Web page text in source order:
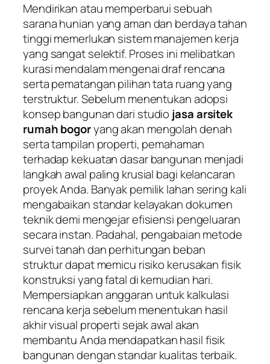
Mendirikan atau memperbarui sebuah
sarana hunian yang aman dan berdaya tahan
tinggi memerlukan sistem manajemen kerja
yang sangat selektif. Proses ini melibatkan
kurasi mendalam mengenai draf rencana
serta pematangan pilihan tata ruang yang
terstruktur. Sebelum menentukan adopsi
konsep bangunan dari studio jasa arsitek
rumah bogoryang akan mengolah denah
serta tampilan properti, pemahaman
terhadap kekuatan dasar bangunan menjadi
langkah awal paling krusial bagi kelancaran
proyek Anda. Banyak pemilik lahan sering kali
mengabaikan standar kelayakan dokumen
teknik demi mengejar efisiensi pengeluaran
secara instan. Padahal, pengabaian metode
survei tanah dan perhitungan beban
struktur dapat memicu risiko kerusakan fisik
konstruksi yang fatal di kemudian hari.
Mempersiapkan anggaran untuk kalkulasi
rencana kerja sebelum menentukan hasil
akhir visual properti sejak awal akan
membantu Anda mendapatkan hasil fisik
bangunan dengan standar kualitas terbaik.